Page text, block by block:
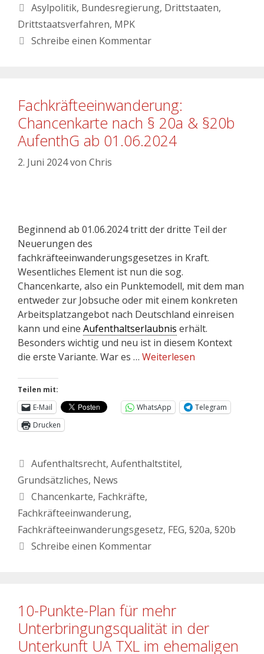
Asylpolitik, Bundesregierung, Drittstaaten,
Drittstaatsverfahren, MPK
Schreibe einen Kommentar
Fachkräfteeinwanderung:
Chancenkarte nach § 20a & §20b
AufenthG ab 01.06.2024
2. Juni 2024von Chris
Beginnend ab 01.06.2024 tritt der dritte Teil der
Neuerungen des
fachkräfteeinwanderungsgesetzes in Kraft.
Wesentliches Element ist nun die sog.
Chancenkarte, also ein Punktemodell, mit dem man
entweder zur Jobsuche oder mit einem konkreten
Arbeitsplatzangebot nach Deutschland einreisen
kann und eine Aufenthaltserlaubnis erhält.
Besonders wichtig und neu ist in diesem Kontext
die erste Variante. War es … Weiterlesen
Teilen mit:
E-Mail
WhatsApp
Telegram
Drucken
Aufenthaltsrecht, Aufenthaltstitel,
Grundsätzliches, News
Chancenkarte, Fachkräfte,
Fachkräfteeinwanderung,
Fachkräfteeinwanderungsgesetz, FEG, §20a, §20b
Schreibe einen Kommentar
10-Punkte-Plan für mehr
Unterbringungsqualität in der
Unterkunft UA TXL im ehemaligen